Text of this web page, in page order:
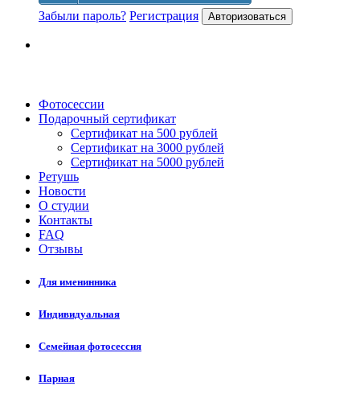
Забыли пароль? Регистрация Авторизоваться
Фотосессии
Подарочный сертификат
Сертификат на 500 рублей
Сертификат на 3000 рублей
Сертификат на 5000 рублей
Ретушь
Новости
О студии
Контакты
FAQ
Отзывы
Для именинника
Индивидуальная
Семейная фотосессия
Парная